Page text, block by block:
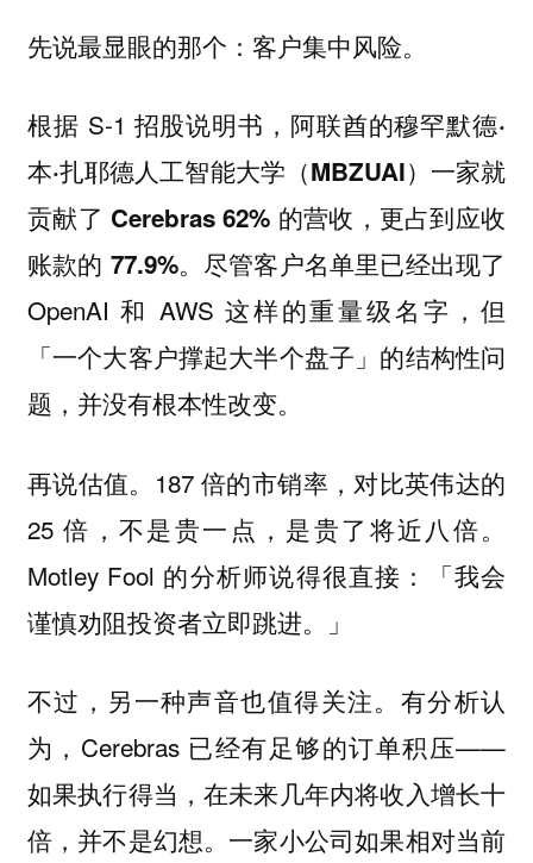
先说最显眼的那个：客户集中风险。
根据 S-1 招股说明书， 阿联酋的穆罕默德·
本·扎耶德人工智能大学（MBZUAI）一家就
贡献了 Cerebras 62% 的营收，更占到应收
账款的 77.9%。尽管客户名单里已经出现了
OpenAI 和 AWS 这样的重量级名字，但
「一个大客户撑起大半个盘子」的结构性问
题，并没有根本性改变。
再说估值。187 倍的市销率，对比英伟达的
25 倍，不是贵一点，是贵了将近八倍。
Motley Fool 的分析师说得很直接：「我会
谨慎劝阻投资者立即跳进。」
不过，另一种声音也值得关注。有分析认
为，Cerebras 已经有足够的订单积压——
如果执行得当，在未来几年内将收入增长十
倍，并不是幻想。一家小公司如果相对当前